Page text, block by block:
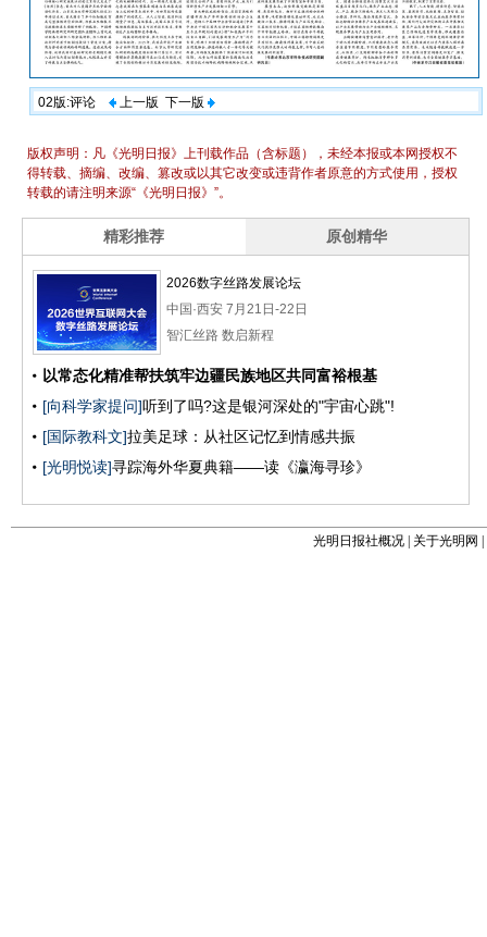
02版:评论 上一版 下一版
光明日报社概况 关于光明网